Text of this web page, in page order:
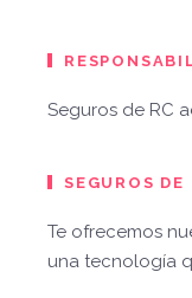
Seguros de RC
SEGUROS
Te ofrecemos
una tecnología